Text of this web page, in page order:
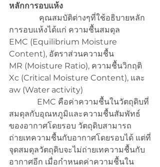
หลักการอบแห้ง
คุณสมบัติต่างๆที่ใช้อธิบายหลัก
การอบแห้งได้แก่ ความชื้นสมดุล
EMC (Equilibrium Moisture
Content), อัตราส่วนความชื้น
MR (Moisture Ratio), ความชื้นวิกฤติ
Xc (Critical Moisture Content), และ
aw (Water activity)
EMC คือค่าความชื้นในวัตถุดิบที่
สมดุลกับอุณหภูมิและความชื้นสัมพัทธ์
ของอากาศโดยรอบ วัตถุดิบสามารถ
ถ่ายเทความชื้นกับอากาศโดยรอบได้ แต่ที่
จุดสมดุลวัตถุดิบจะไม่ถ่ายเทความชื้นกับ
อากาศอีก เมื่อกำหนดค่าความชื้นใน